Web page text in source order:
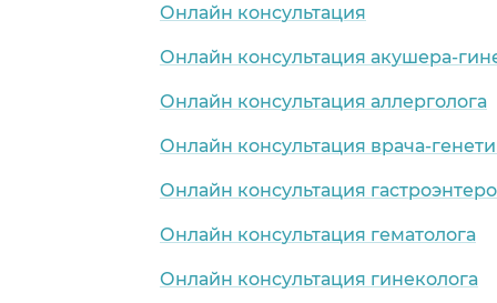
Онлайн консультация
Онлайн консультация акушера-
Онлайн консультация аллерголога
Онлайн консультация врача-
Онлайн консультация
Онлайн консультация гематолога
Онлайн консультация гинеколога